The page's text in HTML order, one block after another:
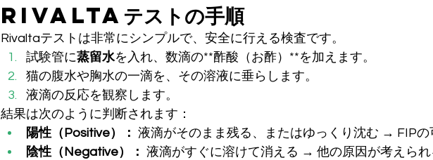
Rivaltaテストの手順
Rivaltaテストは非常にシンプルで、安全に行える検査です。
試験管に蒸留水を入れ、数滴の**酢酸（お酢）**を加えます。
猫の腹水や胸水の一滴を、その溶液に垂らします。
液滴の反応を観察します。
結果は次のように判断されます：
陽性（Positive）： 液滴がそのまま残る、またはゆっくり沈む → FIPの
陰性（Negative）： 液滴がすぐに溶けて消える → 他の原因が考えられ